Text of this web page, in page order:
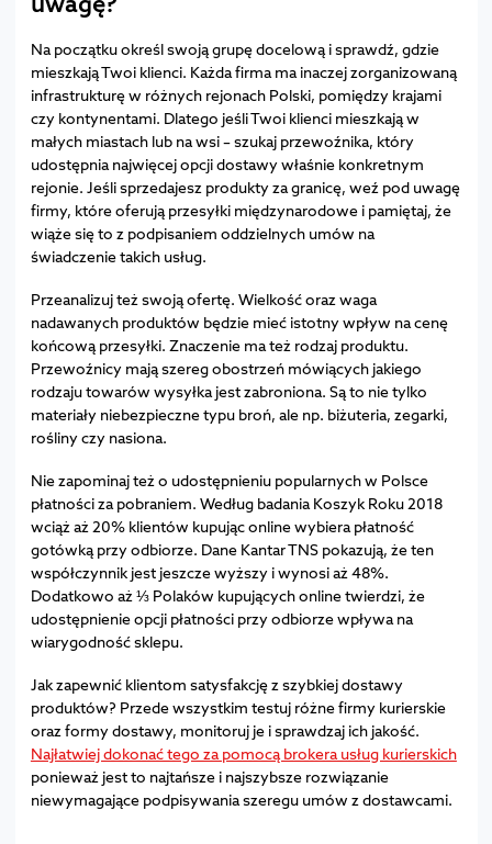
Na początku określ swoją grupę docelową i sprawdź, gdzie
mieszkają Twoi klienci. Każda firma ma inaczej zorganizowaną
infrastrukturę w różnych rejonach Polski, pomiędzy krajami
czy kontynentami. Dlatego jeśli Twoi klienci mieszkają w
małych miastach lub na wsi – szukaj przewoźnika, który
udostępnia najwięcej opcji dostawy właśnie konkretnym
rejonie. Jeśli sprzedajesz produkty za granicę, weź pod uwagę
firmy, które oferują przesyłki międzynarodowe i pamiętaj, że
wiąże się to z podpisaniem oddzielnych umów na
świadczenie takich usług.
Przeanalizuj też swoją ofertę. Wielkość oraz waga
nadawanych produktów będzie mieć istotny wpływ na cenę
końcową przesyłki. Znaczenie ma też rodzaj produktu.
Przewoźnicy mają szereg obostrzeń mówiących jakiego
rodzaju towarów wysyłka jest zabroniona. Są to nie tylko
materiały niebezpieczne typu broń, ale np. biżuteria, zegarki,
rośliny czy nasiona.
Nie zapominaj też o udostępnieniu popularnych w Polsce
płatności za pobraniem. Według badania Koszyk Roku 2018
wciąż aż 20% klientów kupując online wybiera płatność
gotówką przy odbiorze. Dane Kantar TNS pokazują, że ten
współczynnik jest jeszcze wyższy i wynosi aż 48%.
Dodatkowo aż ⅓ Polaków kupujących online twierdzi, że
udostępnienie opcji płatności przy odbiorze wpływa na
wiarygodność sklepu.
Jak zapewnić klientom satysfakcję z szybkiej dostawy
produktów? Przede wszystkim testuj różne firmy kurierskie
oraz formy dostawy, monitoruj je i sprawdzaj ich jakość.
Najłatwiej dokonać tego za pomocą brokera usług kurierskich
ponieważ jest to najtańsze i najszybsze rozwiązanie
niewymagające podpisywania szeregu umów z dostawcami.